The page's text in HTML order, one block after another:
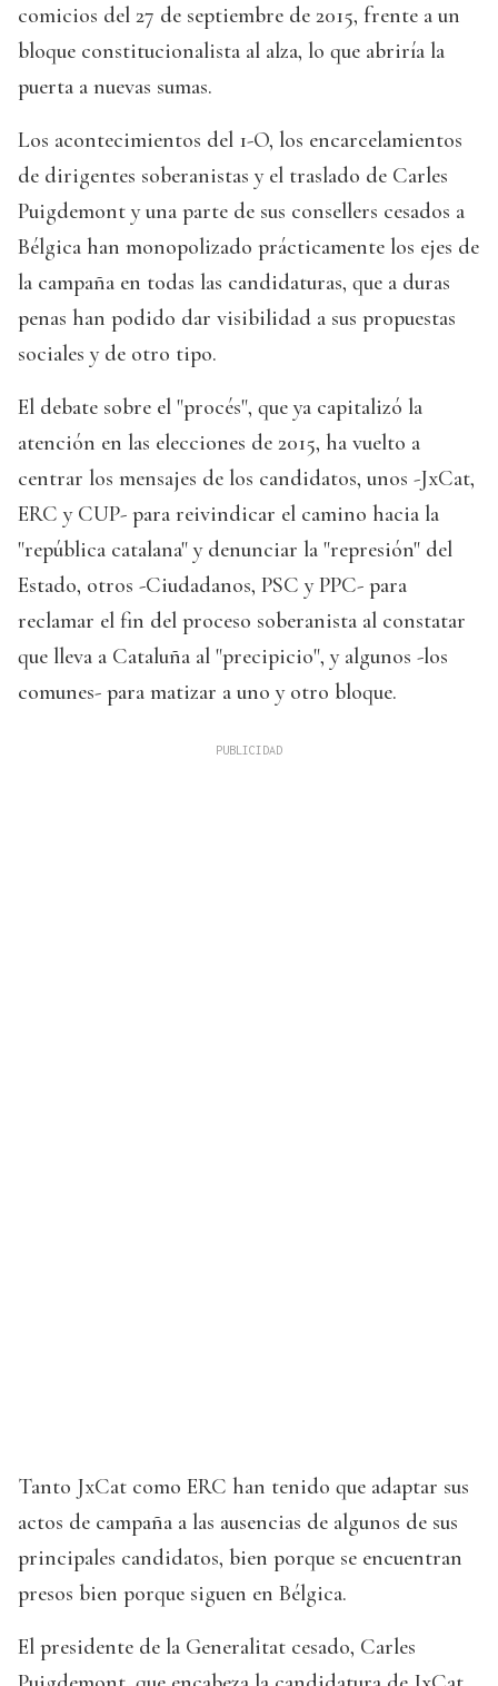
comicios del 27 de septiembre de 2015, frente a un
bloque constitucionalista al alza, lo que abriría la
puerta a nuevas sumas.
Los acontecimientos del 1-O, los encarcelamientos
de dirigentes soberanistas y el traslado de Carles
Puigdemont y una parte de sus consellers cesados a
Bélgica han monopolizado prácticamente los ejes de
la campaña en todas las candidaturas, que a duras
penas han podido dar visibilidad a sus propuestas
sociales y de otro tipo.
El debate sobre el "procés", que ya capitalizó la
atención en las elecciones de 2015, ha vuelto a
centrar los mensajes de los candidatos, unos -JxCat,
ERC y CUP- para reivindicar el camino hacia la
"república catalana" y denunciar la "represión" del
Estado, otros -Ciudadanos, PSC y PPC- para
reclamar el fin del proceso soberanista al constatar
que lleva a Cataluña al "precipicio", y algunos -los
comunes- para matizar a uno y otro bloque.
Tanto JxCat como ERC han tenido que adaptar sus
actos de campaña a las ausencias de algunos de sus
principales candidatos, bien porque se encuentran
presos bien porque siguen en Bélgica.
El presidente de la Generalitat cesado, Carles